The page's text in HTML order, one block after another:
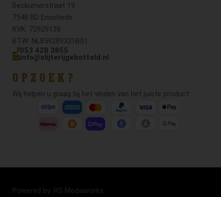
Beckumerstraat 19
7548 BD Enschede
KVK: 72929138
BTW: NL859289321B01
053 428 3855
info@slijterijgebotteld.nl
OPZOEK?
Wij helpen u graag bij het vinden van het juiste product.
Powered by: RS Mediaworks